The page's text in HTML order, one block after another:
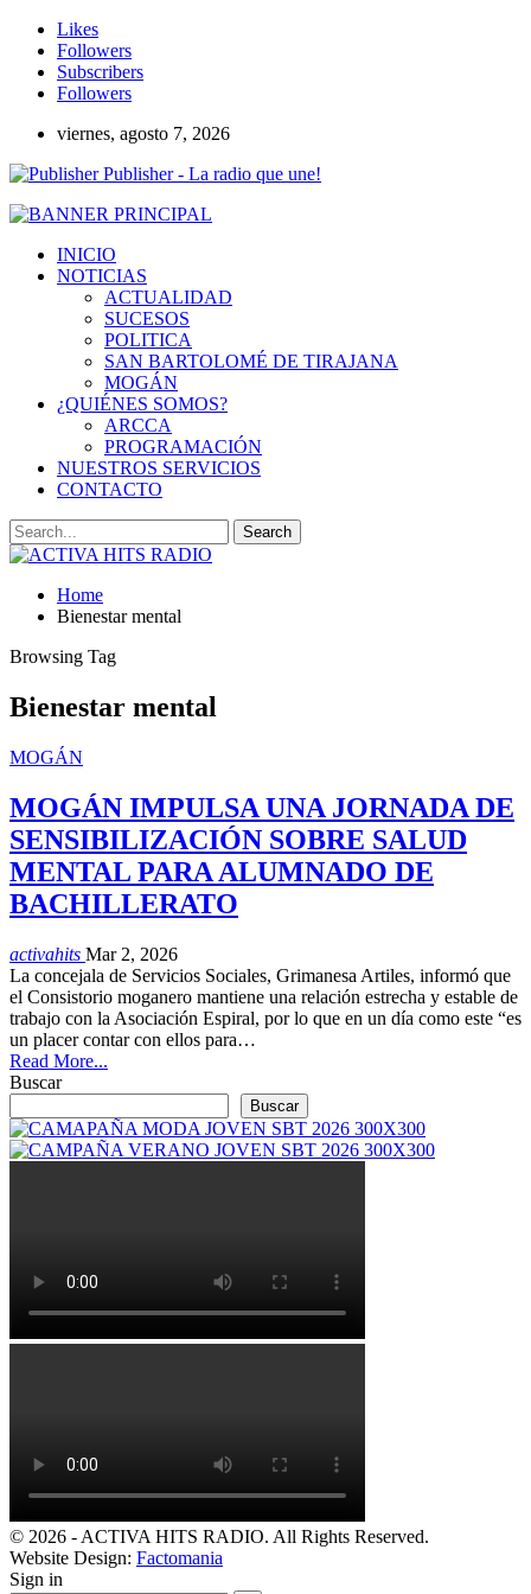
Likes
Followers
Subscribers
Followers
viernes, agosto 7, 2026
Publisher - La radio que une!
INICIO
NOTICIAS
ACTUALIDAD
SUCESOS
POLITICA
SAN BARTOLOMÉ DE TIRAJANA
MOGÁN
¿QUIÉNES SOMOS?
ARCCA
PROGRAMACIÓN
NUESTROS SERVICIOS
CONTACTO
Home
Bienestar mental
Browsing Tag
Bienestar mental
MOGÁN
MOGÁN IMPULSA UNA JORNADA DE
SENSIBILIZACIÓN SOBRE SALUD
MENTAL PARA ALUMNADO DE
BACHILLERATO
activahits Mar 2, 2026
La concejala de Servicios Sociales, Grimanesa Artiles, informó que
el Consistorio moganero mantiene una relación estrecha y estable de
trabajo con la Asociación Espiral, por lo que en un día como este “es
un placer contar con ellos para…
Read More...
Buscar
Buscar
© 2026 - ACTIVA HITS RADIO. All Rights Reserved.
Website Design: Factomania
Sign in